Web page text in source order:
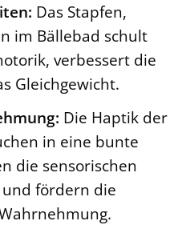
Das Stapfen,
im Bällebad schult
verbessert die
Gleichgewicht.
Die Haptik der
in eine bunte
die sensorischen
und fördern die